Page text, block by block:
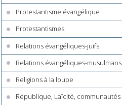
Protestantisme évangélique
Protestantismes
Relations évangéliques-juifs
Relations évangéliques-musulmans
Religions à la loupe
République, Laïcité, communautés